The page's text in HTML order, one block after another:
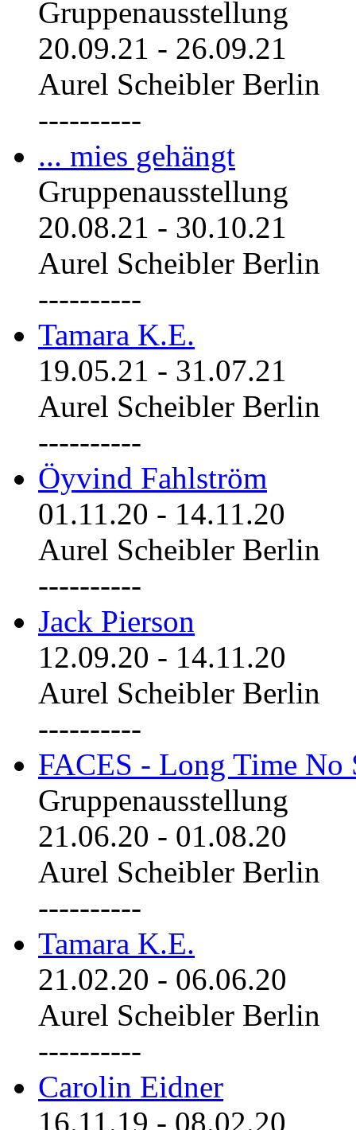
Gruppenausstellung
20.09.21 - 26.09.21
Aurel Scheibler Berlin
----------
... mies gehängt
Gruppenausstellung
20.08.21 - 30.10.21
Aurel Scheibler Berlin
----------
Tamara K.E.
19.05.21 - 31.07.21
Aurel Scheibler Berlin
----------
Öyvind Fahlström
01.11.20 - 14.11.20
Aurel Scheibler Berlin
----------
Jack Pierson
12.09.20 - 14.11.20
Aurel Scheibler Berlin
----------
FACES - Long Time No
Gruppenausstellung
21.06.20 - 01.08.20
Aurel Scheibler Berlin
----------
Tamara K.E.
21.02.20 - 06.06.20
Aurel Scheibler Berlin
----------
Carolin Eidner
16.11.19 - 08.02.20